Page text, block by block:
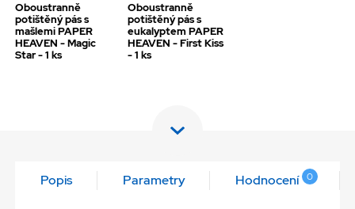
Oboustranně
potištěný pás s
mašlemi PAPER
HEAVEN - Magic
Star - 1 ks
Oboustranně
potištěný pás s
eukalyptem PAPER
HEAVEN - First Kiss
- 1 ks
Popis Parametry Hodnocení 0